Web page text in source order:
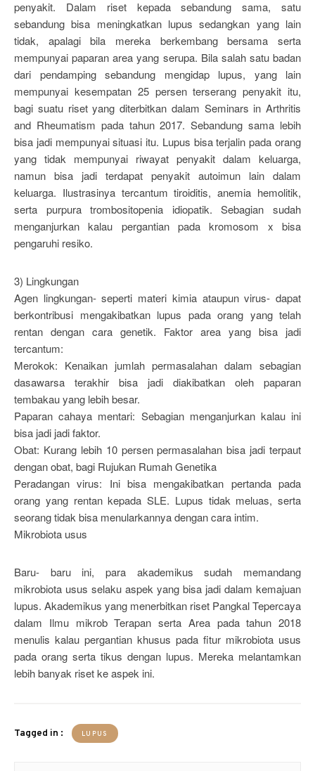
penyakit. Dalam riset kepada sebandung sama, satu
sebandung bisa meningkatkan lupus sedangkan yang lain
tidak, apalagi bila mereka berkembang bersama serta
mempunyai paparan area yang serupa. Bila salah satu badan
dari pendamping sebandung mengidap lupus, yang lain
mempunyai kesempatan 25 persen terserang penyakit itu,
bagi suatu riset yang diterbitkan dalam Seminars in Arthritis
and Rheumatism pada tahun 2017. Sebandung sama lebih
bisa jadi mempunyai situasi itu. Lupus bisa terjalin pada orang
yang tidak mempunyai riwayat penyakit dalam keluarga,
namun bisa jadi terdapat penyakit autoimun lain dalam
keluarga. Ilustrasinya tercantum tiroiditis, anemia hemolitik,
serta purpura trombositopenia idiopatik. Sebagian sudah
menganjurkan kalau pergantian pada kromosom x bisa
pengaruhi resiko.
3) Lingkungan
Agen lingkungan- seperti materi kimia ataupun virus- dapat
berkontribusi mengakibatkan lupus pada orang yang telah
rentan dengan cara genetik. Faktor area yang bisa jadi
tercantum:
Merokok: Kenaikan jumlah permasalahan dalam sebagian
dasawarsa terakhir bisa jadi diakibatkan oleh paparan
tembakau yang lebih besar.
Paparan cahaya mentari: Sebagian menganjurkan kalau ini
bisa jadi jadi faktor.
Obat: Kurang lebih 10 persen permasalahan bisa jadi terpaut
dengan obat, bagi Rujukan Rumah Genetika
Peradangan virus: Ini bisa mengakibatkan pertanda pada
orang yang rentan kepada SLE. Lupus tidak meluas, serta
seorang tidak bisa menularkannya dengan cara intim.
Mikrobiota usus
Baru- baru ini, para akademikus sudah memandang
mikrobiota usus selaku aspek yang bisa jadi dalam kemajuan
lupus. Akademikus yang menerbitkan riset Pangkal Tepercaya
dalam Ilmu mikrob Terapan serta Area pada tahun 2018
menulis kalau pergantian khusus pada fitur mikrobiota usus
pada orang serta tikus dengan lupus. Mereka melantamkan
lebih banyak riset ke aspek ini.
Tagged in : LUPUS